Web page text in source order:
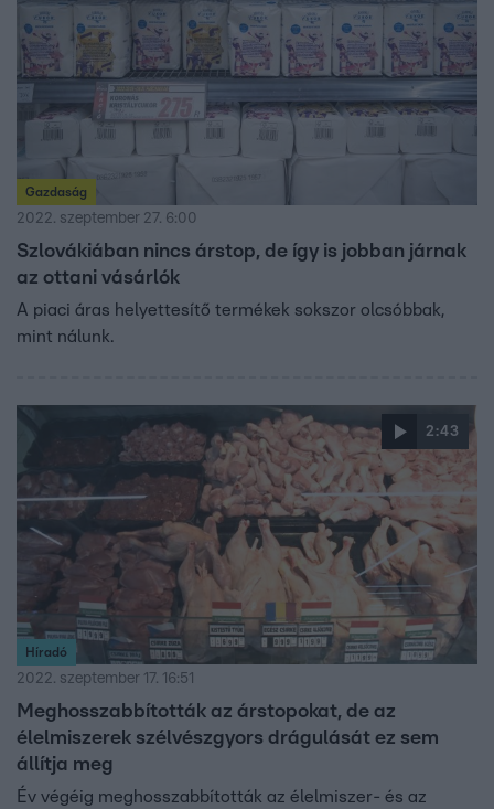
Gazdaság
2022. szeptember 27. 6:00
Szlovákiában nincs árstop, de így is jobban járnak
az ottani vásárlók
A piaci áras helyettesítő termékek sokszor olcsóbbak,
mint nálunk.
2:43
Híradó
2022. szeptember 17. 16:51
Meghosszabbították az árstopokat, de az
élelmiszerek szélvészgyors drágulását ez sem
állítja meg
Év végéig meghosszabbították az élelmiszer- és az